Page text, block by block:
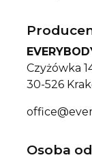
Czyżówka
30-526
Osoba